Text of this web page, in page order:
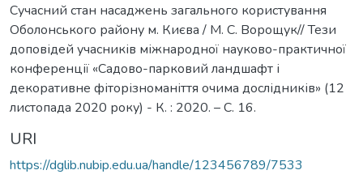
Сучасний стан насаджень загального користування
Оболонського району м. Києва / М. С. Ворощук// Тези
доповідей учасників міжнародної науково-практичної
конференції «Садово-парковий ландшафт і
декоративне фіторізноманіття очима дослідників» (12
листопада 2020 року) - К. : 2020. – С. 16.
URI
https://dglib.nubip.edu.ua/handle/123456789/7533